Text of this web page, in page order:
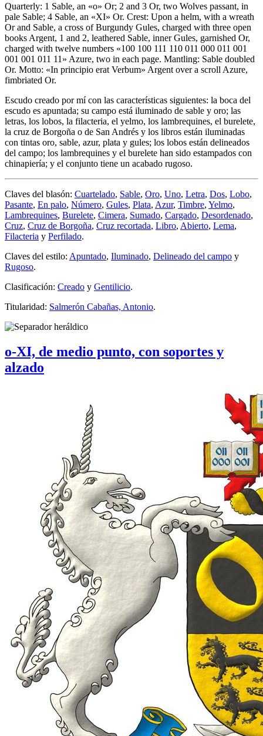
Quarterly: 1 Sable, an «o» Or; 2 and 3 Or, two Wolves passant, in
pale Sable; 4 Sable, an «XI» Or. Crest: Upon a helm, with a wreath
Or and Sable, a cross of Burgundy Gules, charged with three open
books Argent, 1 and 2, leathered Sable, inner Gules, garnished Or,
charged with twelve numbers «100 100 111 110 011 000 011 001
001 001 011 11» Azure, two in each page. Mantling: Sable doubled
Or. Motto: «In principio erat Verbum» Argent over a scroll Azure,
fimbriated Or.
Escudo creado por mí con las características siguientes: la boca del
escudo es apuntada; su campo está iluminado de sable y oro; las
letras, los lobos, la filacteria, el yelmo, los lambrequines, el burelete,
la cruz de Borgoña o de San Andrés y los libros están iluminadas
con tintas oro, sable, azur, plata y gules; los lobos están delineados
del campo; los lambrequines y el burelete han sido estampados con
chinapiería; y el conjunto tiene un acabado rugoso.
Claves del blasón: Cuartelado, Sable, Oro, Uno, Letra, Dos, Lobo,
Pasante, En palo, Número, Gules, Plata, Azur, Timbre, Yelmo,
Lambrequines, Burelete, Cimera, Sumado, Cargado, Desordenado,
Cruz, Cruz de Borgoña, Cruz recortada, Libro, Abierto, Lema,
Filacteria y Perfilado.
Claves del estilo: Apuntado, Iluminado, Delineado del campo y
Rugoso.
Clasificación: Creado y Gentilicio.
Titularidad: Salmerón Cabañas, Antonio.
o-XI, de medio punto, con soportes y
alzado